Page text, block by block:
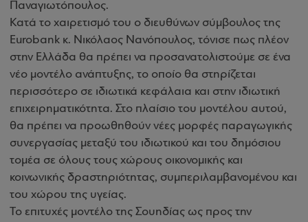
Παναγιωτόπουλος.
Κατά το χαιρετισμό του ο διευθύνων σύμβουλος της
Eurobank κ. Νικόλαος Νανόπουλος, τόνισε πως πλέον
στην Ελλάδα θα πρέπει να προσανατολιστούμε σε ένα
νέο μοντέλο ανάπτυξης, το οποίο θα στηρίζεται
περισσότερο σε ιδιωτικά κεφάλαια και στην ιδιωτική
επιχειρηματικότητα. Στο πλαίσιο του μοντέλου αυτού,
θα πρέπει να προωθηθούν νέες μορφές παραγωγικής
συνεργασίας μεταξύ του ιδιωτικού και του δημόσιου
τομέα σε όλους τους χώρους οικονομικής και
κοινωνικής δραστηριότητας, συμπεριλαμβανομένου και
του χώρου της υγείας.
Το επιτυχές μοντέλο της Σουηδίας ως προς την